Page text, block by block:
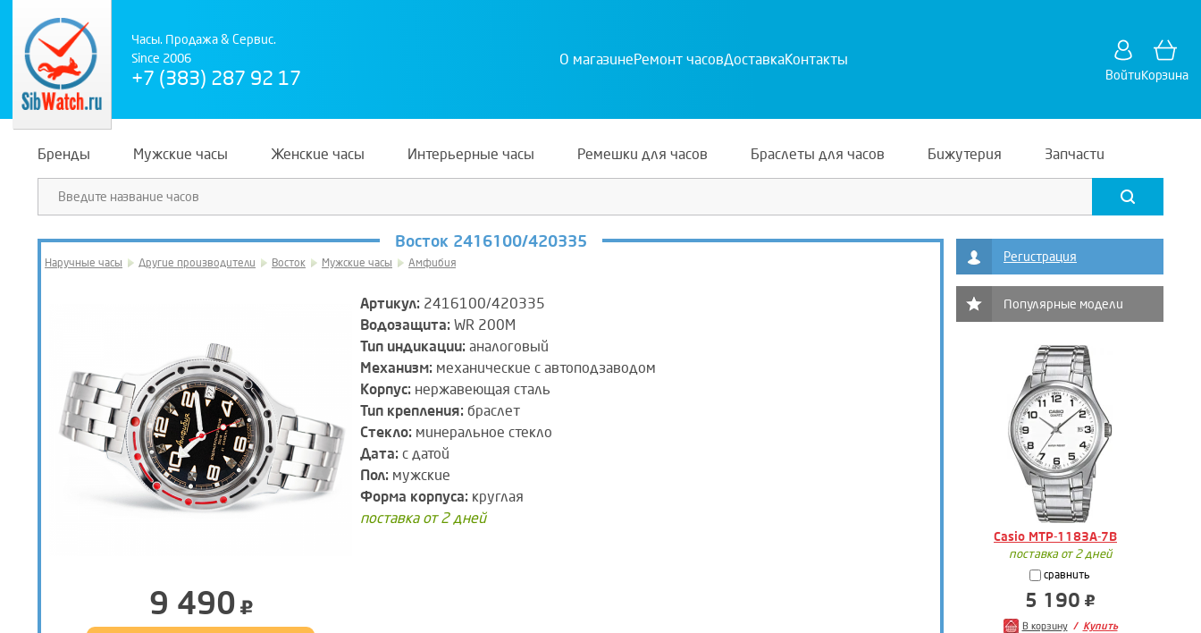
Часы. Продажа & Сервис.
Since 2006
+7 (383) 287 92 17
О магазинеРемонт часовДоставкаКонтакты
ВойтиКорзина
Бренды Мужские часы Женские часы Интерьерные часы Ремешки для часов Браслеты для часов Бижутерия Запчасти
Восток 2416100/420335
Наручные часы Другие производители Восток Мужские часы Амфибия
9 490
Артикул: 2416100/420335
Водозащита: WR 200M
Тип индикации: аналоговый
Механизм: механические с автоподзаводом
Корпус: нержавеющая сталь
Тип крепления: браслет
Стекло: минеральное стекло
Дата: с датой
Пол: мужские
Форма корпуса: круглая
поставка от 2 дней
Регистрация
Популярные модели
Casio MTP-1183A-7B
поставка от 2 дней
сравнить
5 190
В корзину Купить